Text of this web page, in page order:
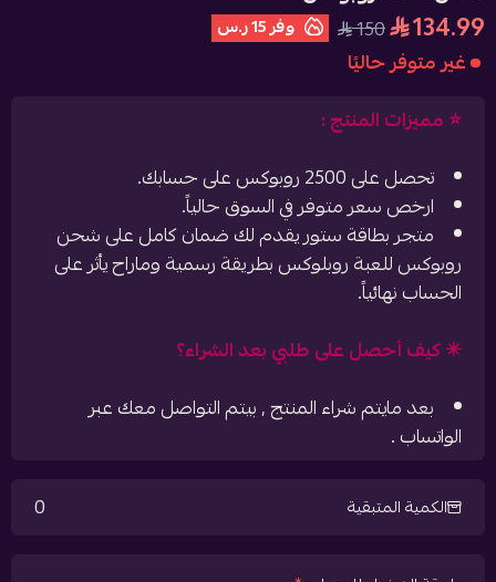
134.99
150 وفر15 ر.س
غير متوفر حاليًا
⭐️ مميزات المنتج :
تحصل على 2500 روبوكس على حسابك.
ارخص سعر متوفر في السوق حالياً.
متجر بطاقة ستور يقدم لك ضمان كامل على شحن
روبوكس للعبة روبلوكس بطريقة رسمية وماراح يأثر على
الحساب نهائياً.
✴️ كيف أحصل على طلبي بعد الشراء؟
بعد مايتم شراء المنتج , بيتم التواصل معك عبر
الواتساب .
الكمية المتبقية 0